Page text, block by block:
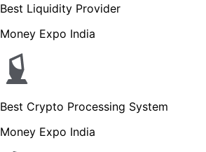
Best Liquidity Provider
Money Expo India
Best Crypto Processing System
Money Expo India